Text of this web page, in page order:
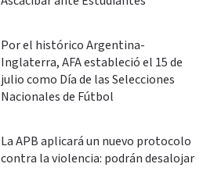
Por el histórico Argentina-
Inglaterra, AFA estableció el 15 de
julio como Día de las Selecciones
Nacionales de Fútbol
La APB aplicará un nuevo protocolo
contra la violencia: podrán desalojar